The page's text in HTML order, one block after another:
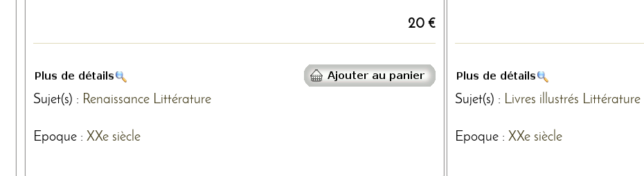
20 €
Sujet(s) : Renaissance Littérature
Epoque : XXe siècle
Sujet(s) : Livres illustrés Littérature
Epoque : XXe siècle